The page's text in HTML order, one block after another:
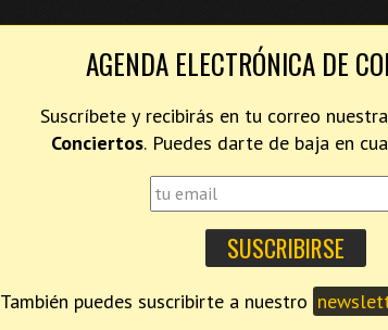
AGENDA ELECTRÓNICA DE
Suscríbete y recibirás en tu correo
Conciertos. Puedes darte de baja en
También puedes suscribirte a nuestro